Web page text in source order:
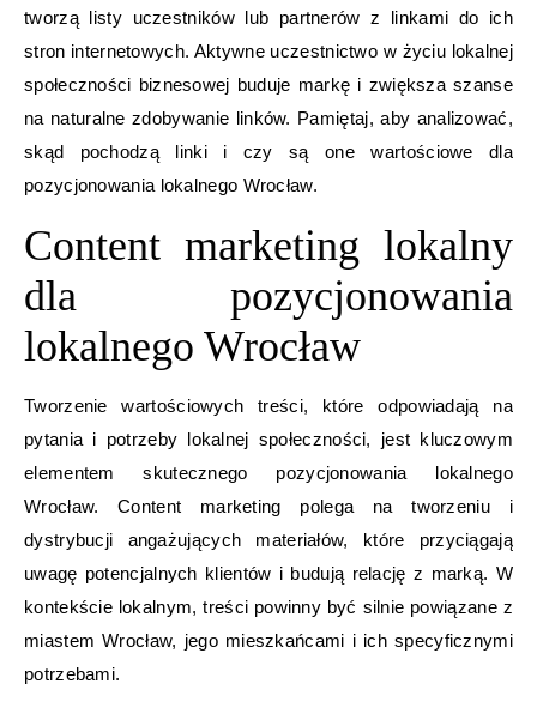
tworzą listy uczestników lub partnerów z linkami do ich
stron internetowych. Aktywne uczestnictwo w życiu lokalnej
społeczności biznesowej buduje markę i zwiększa szanse
na naturalne zdobywanie linków. Pamiętaj, aby analizować,
skąd pochodzą linki i czy są one wartościowe dla
pozycjonowania lokalnego Wrocław.
Content marketing lokalny
dla pozycjonowania
lokalnego Wrocław
Tworzenie wartościowych treści, które odpowiadają na
pytania i potrzeby lokalnej społeczności, jest kluczowym
elementem skutecznego pozycjonowania lokalnego
Wrocław. Content marketing polega na tworzeniu i
dystrybucji angażujących materiałów, które przyciągają
uwagę potencjalnych klientów i budują relację z marką. W
kontekście lokalnym, treści powinny być silnie powiązane z
miastem Wrocław, jego mieszkańcami i ich specyficznymi
potrzebami.